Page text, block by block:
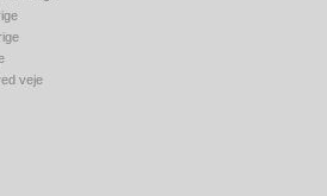
veje